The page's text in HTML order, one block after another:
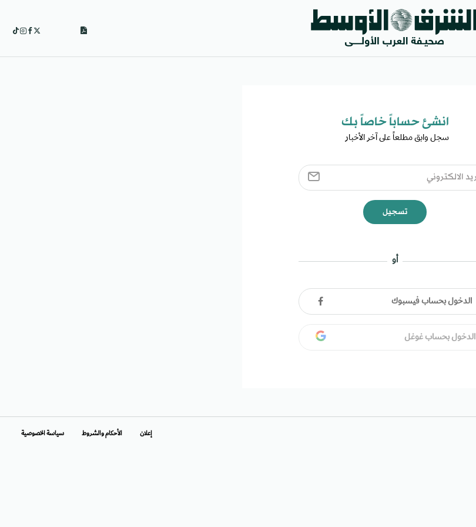
انشئ حساباً خاصاً بك​
سجل وابق مطلعاً على آخر الأخبار ​
تسجيل
أو
الدخول بحساب فيسبوك
الدخول بحساب غوغل
إعلان الأحكام والشروط سياسة الخصوصية